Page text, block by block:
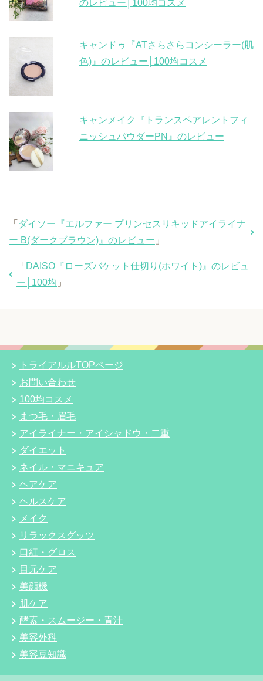
のレビュー│100均コスメ
キャンドゥ『ATさらさらコンシーラー(肌
色)』のレビュー│100均コスメ
キャンメイク『トランスペアレントフィ
ニッシュパウダーPN』のレビュー
「 ダイソー『エルファー プリンセスリキッドアイライナ
ー B(ダークブラウン)』のレビュー 」
「 DAISO『ローズバケット仕切り(ホワイト)』のレビュ
ー│100均 」
トライアルルTOPページ
お問い合わせ
100均コスメ
まつ毛・眉毛
アイライナー・アイシャドウ・二重
ダイエット
ネイル・マニキュア
ヘアケア
ヘルスケア
メイク
リラックスグッツ
口紅・グロス
目元ケア
美顔機
肌ケア
酵素・スムージー・青汁
美容外科
美容豆知識